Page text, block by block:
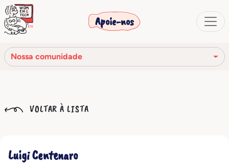
Apoie-nos
Nossa comunidade
VOLTAR À LISTA
Luigi Centenaro